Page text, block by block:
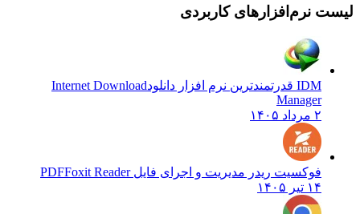
لیست نرم‌افزارهای کاربردی
IDM قدرتمندترین نرم افزار دانلود
Internet Download
Manager
۲ مرداد ۱۴۰۵
فوکسیت ریدر مدیریت و اجرای فایل PDFFoxit Reader
۱۴ تیر ۱۴۰۵